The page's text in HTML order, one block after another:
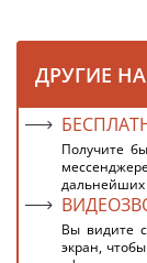
ДРУГИЕ
Получите
дальнейших
Вы видите
экран,